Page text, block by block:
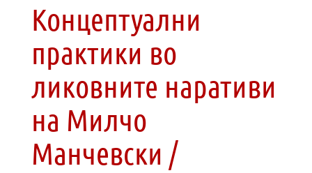
Концептуални
практики во
ликовните наративи
на Милчо
Манчевски /